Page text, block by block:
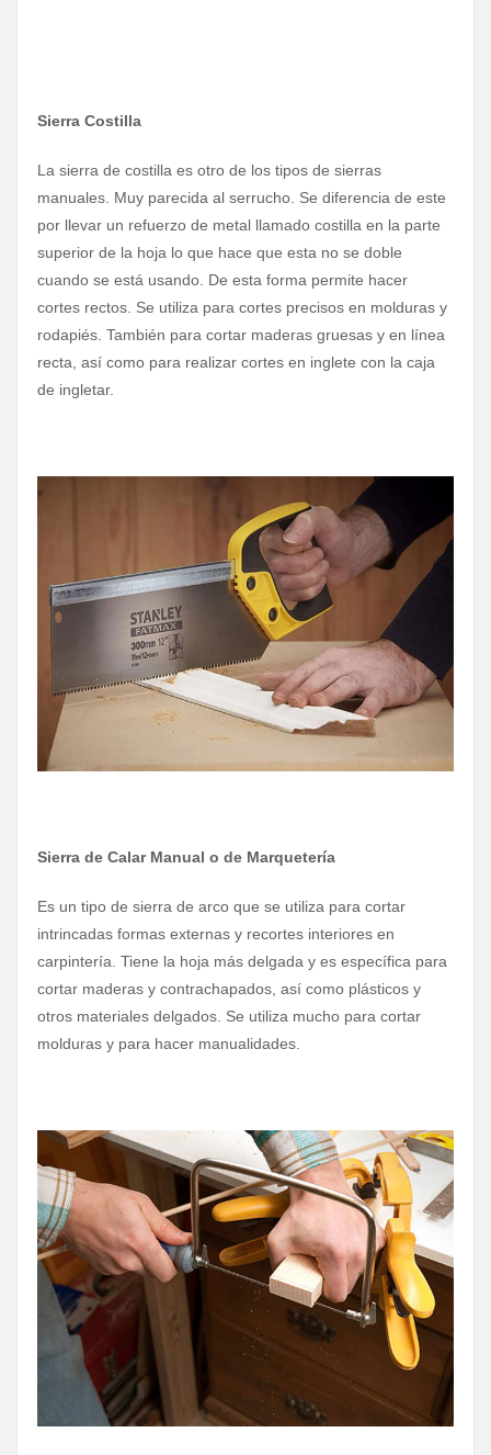
Sierra Costilla
La sierra de costilla es otro de los tipos de sierras
manuales. Muy parecida al serrucho. Se diferencia de este
por llevar un refuerzo de metal llamado costilla en la parte
superior de la hoja lo que hace que esta no se doble
cuando se está usando. De esta forma permite hacer
cortes rectos. Se utiliza para cortes precisos en molduras y
rodapiés. También para cortar maderas gruesas y en línea
recta, así como para realizar cortes en inglete con la caja
de ingletar.
Sierra de Calar Manual o de Marquetería
Es un tipo de sierra de arco que se utiliza para cortar
intrincadas formas externas y recortes interiores en
carpintería. Tiene la hoja más delgada y es específica para
cortar maderas y contrachapados, así como plásticos y
otros materiales delgados. Se utiliza mucho para cortar
molduras y para hacer manualidades.